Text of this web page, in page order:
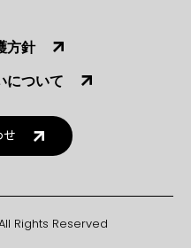
方針
について
せ
All Rights Reserved